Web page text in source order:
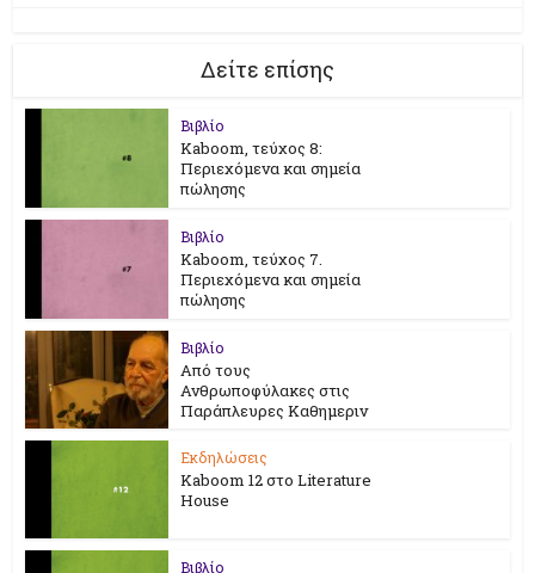
Δείτε επίσης
Βιβλίο
Kaboom, τεύχος 8:
Περιεχόμενα και σημεία
πώλησης
Βιβλίο
Kaboom, τεύχος 7.
Περιεχόμενα και σημεία
πώλησης
Βιβλίο
Από τους
Ανθρωποφύλακες στις
Παράπλευρες Καθημεριν
Εκδηλώσεις
Kaboom 12 στο Literature
House
Βιβλίο